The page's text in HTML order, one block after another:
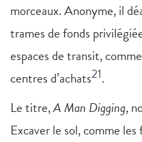
morceaux. Anonyme, il
trames de fonds
espaces de transit,
centres d’achats21.
Le titre,A Man Digging,
Excaver le sol, comme